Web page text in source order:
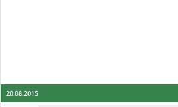
20.08.2015